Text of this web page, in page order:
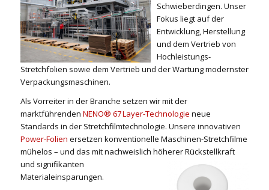
Schwieberdingen. Unser
Fokus liegt auf der
Entwicklung, Herstellung
und dem Vertrieb von
Hochleistungs-
Stretchfolien sowie dem Vertrieb und der Wartung modernster
Verpackungsmaschinen.
Als Vorreiter in der Branche setzen wir mit der
marktführenden NENO® 67 Layer-Technologie neue
Standards in der Stretchfilmtechnologie. Unsere innovativen
Power-Folien ersetzen konventionelle Maschinen-Stretchfilme
mühelos – und das mit nachweislich höherer Rückstellkraft
und signifikanten
Materialeinsparungen.